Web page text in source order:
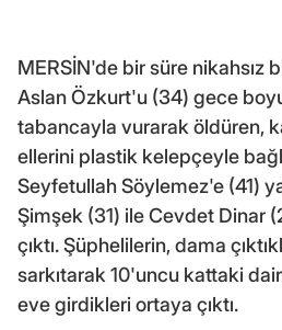
MERSİN'de bir süre nikahsız
Aslan Özkurt'u (34) gece
tabancayla vurarak öldüren,
ellerini plastik kelepçeyle
Seyfetullah Söylemez'e (41)
Şimşek (31) ile Cevdet Dinar
çıktı. Şüphelilerin, dama
sarkıtarak 10'uncu kattaki
eve girdikleri ortaya çıktı.